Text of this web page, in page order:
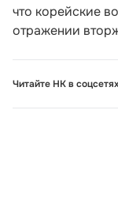
что корейские
отражении
Читайте НК в